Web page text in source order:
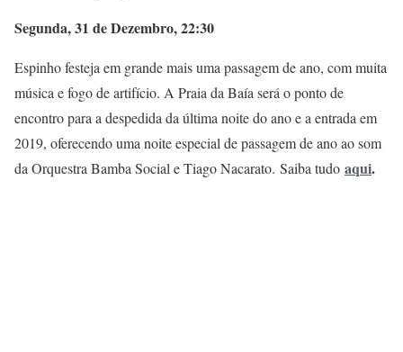
Segunda, 31 de Dezembro, 22:30
Espinho festeja em grande mais uma passagem de ano, com muita
música e fogo de artifício. A Praia da Baía será o ponto de
encontro para a despedida da última noite do ano e a entrada em
2019, oferecendo uma noite especial de passagem de ano ao som
da Orquestra Bamba Social e Tiago Nacarato. Saiba tudo aqui.